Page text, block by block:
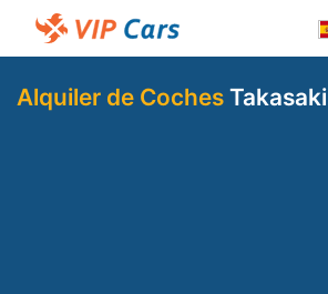
Alquiler de Coches Takasaki